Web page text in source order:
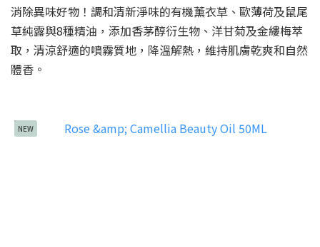
消除異味好物！調和清新淨味的有機薰衣草、歐薄荷及鼠尾
草純露與8種精油，添加香茅醇衍生物、洋甘菊及金縷梅萃
取，清涼舒適的噴霧質地，降溫解熱，維持肌膚乾爽和自然
體香。
NEW